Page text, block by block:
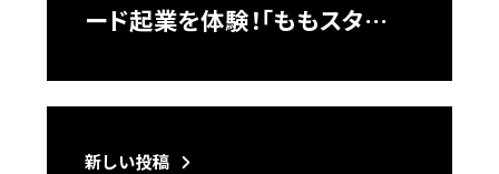
ード起業を体験！「ももスタ…
新しい投稿